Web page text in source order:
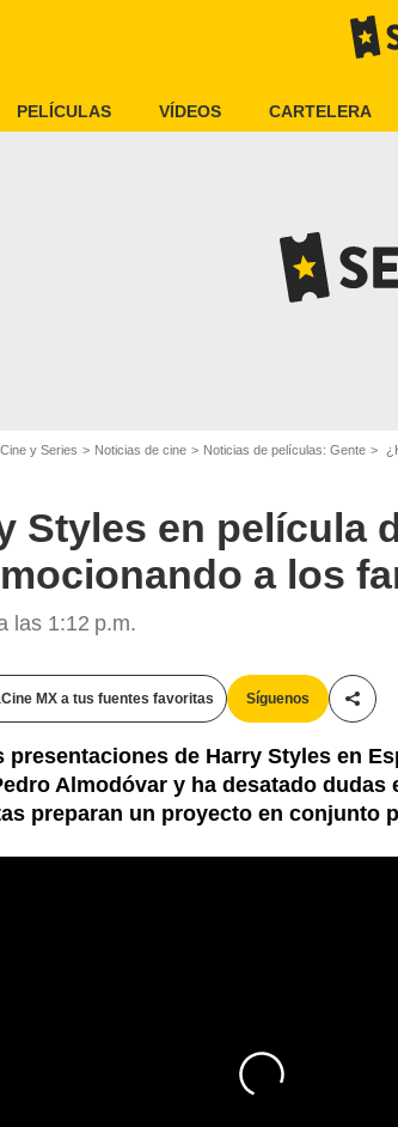
PELÍCULAS VÍDEOS CARTELERA
y Series Noticias de cine Noticias de películas: Gente
Styles en película
a los
las 1:12 p.m.
MX a tus fuentes favoritas Síguenos
presentaciones de Harry Styles en
Almodóvar y ha desatado dudas
preparan un proyecto en conjunto